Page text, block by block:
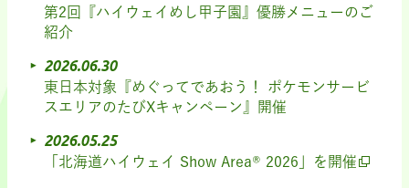
第2回『ハイウェイめし甲子園』優勝メニューのご
紹介
2026.06.30
東日本対象『めぐってであおう！ ポケモンサービ
スエリアのたびXキャンペーン』開催
2026.05.25
「北海道ハイウェイ Show Area® 2026」を開催